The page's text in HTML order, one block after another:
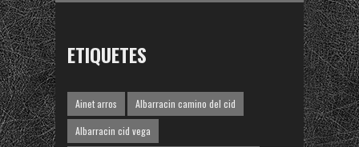
ETIQUETES
Ainet arros
Albarracin camino del cid
Albarracin cid vega